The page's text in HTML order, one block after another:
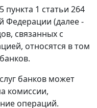
пункта 1 статьи 264
Федерации (далее -
связанных с
относятся в том
банков может
комиссии,
операций.